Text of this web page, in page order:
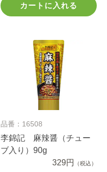
カートに入れる
品番：16508
李錦記 麻辣醤（チュー
ブ入り）90g
329円
（税込）